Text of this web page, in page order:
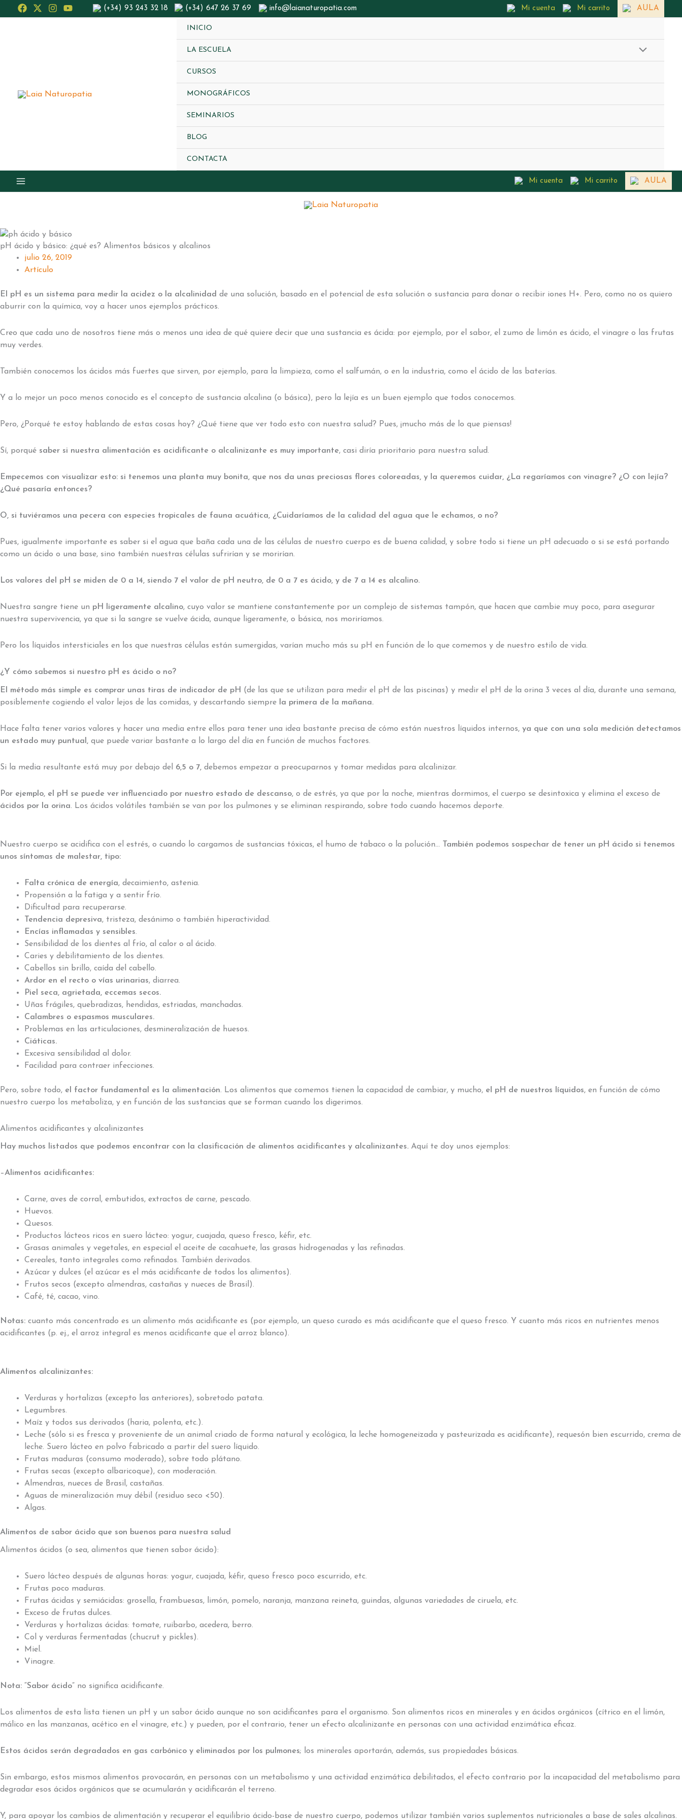
al
(+34) 93 243 32 18 (+34) 647 26 37 69 info@laianaturopatia.com Mi cuenta Mi carrito AULA
INICIO
LA ESCUELA
CURSOS
MONOGRÁFICOS
SEMINARIOS
BLOG
CONTACTA
Mi cuenta Mi carrito AULA
pH ácido y básico: ¿qué es? Alimentos básicos y alcalinos
julio 26, 2019
Artículo
El pH es un sistema para medir la acidez o la alcalinidad de una solución, basado en el potencial de esta solución o sustancia para donar o recibir iones H+. Pero, como no os quiero
aburrir con la química, voy a hacer unos ejemplos prácticos.
Creo que cada uno de nosotros tiene más o menos una idea de qué quiere decir que una sustancia es ácida: por ejemplo, por el sabor, el zumo de limón es ácido, el vinagre o las frutas
muy verdes.
También conocemos los ácidos más fuertes que sirven, por ejemplo, para la limpieza, como el salfumán, o en la industria, como el ácido de las baterías.
Y a lo mejor un poco menos conocido es el concepto de sustancia alcalina (o básica), pero la lejía es un buen ejemplo que todos conocemos.
Pero, ¿Porqué te estoy hablando de estas cosas hoy? ¿Qué tiene que ver todo esto con nuestra salud? Pues, ¡mucho más de lo que piensas!
Sí, porqué saber si nuestra alimentación es acidificante o alcalinizante es muy importante, casi diría prioritario para nuestra salud.
Empecemos con visualizar esto: si tenemos una planta muy bonita, que nos da unas preciosas flores coloreadas, y la queremos cuidar, ¿La regaríamos con vinagre? ¿O con lejía?
¿Qué pasaría entonces?
O, si tuviéramos una pecera con especies tropicales de fauna acuática, ¿Cuidaríamos de la calidad del agua que le echamos, o no?
Pues, igualmente importante es saber si el agua que baña cada una de las células de nuestro cuerpo es de buena calidad, y sobre todo si tiene un pH adecuado o si se está portando
como un ácido o una base, sino también nuestras células sufrirían y se morirían.
Los valores del pH se miden de 0 a 14, siendo 7 el valor de pH neutro, de 0 a 7 es ácido, y de 7 a 14 es alcalino.
Nuestra sangre tiene un pH ligeramente alcalino, cuyo valor se mantiene constantemente por un complejo de sistemas tampón, que hacen que cambie muy poco, para asegurar
nuestra supervivencia, ya que si la sangre se vuelve ácida, aunque ligeramente, o básica, nos moriríamos.
Pero los líquidos intersticiales en los que nuestras células están sumergidas, varían mucho más su pH en función de lo que comemos y de nuestro estilo de vida.
¿Y cómo sabemos si nuestro pH es ácido o no?
El método más simple es comprar unas tiras de indicador de pH (de las que se utilizan para medir el pH de las piscinas) y medir el pH de la orina 3 veces al día, durante una semana,
posiblemente cogiendo el valor lejos de las comidas, y descartando siempre
la primera de la mañana.
Hace falta tener varios valores y hacer una media entre ellos para tener una idea bastante precisa de cómo están nuestros líquidos internos, ya que con una sola medición detectamos
un estado muy puntual, que puede variar bastante a lo largo del día en función de muchos factores.
Si la media resultante está muy por debajo del 6,5 o 7, debemos empezar a preocuparnos y tomar medidas para alcalinizar.
Por ejemplo, el pH se puede ver influenciado por nuestro estado de descanso, o de estrés, ya que por la noche, mientras dormimos, el cuerpo se desintoxica y elimina el exceso de
ácidos por la orina. Los ácidos volátiles también se van por los pulmones y se eliminan respirando, sobre todo cuando hacemos deporte.
Nuestro cuerpo se acidifica con el estrés, o cuando lo cargamos de sustancias tóxicas, el humo de tabaco o la polución… También podemos sospechar de tener un pH ácido si tenemos
unos síntomas de malestar, tipo:
Falta crónica de energía, decaimiento, astenia.
Propensión a la fatiga y a sentir frío.
Dificultad para recuperarse.
Tendencia depresiva, tristeza, desánimo o también hiperactividad.
Encías inflamadas y sensibles.
Sensibilidad de los dientes al frío, al calor o al ácido.
Caries y debilitamiento de los dientes.
Cabellos sin brillo, caída del cabello.
Ardor en el recto o vías urinarias, diarrea.
Piel seca, agrietada, eccemas secos.
Uñas frágiles, quebradizas, hendidas, estriadas, manchadas.
Calambres o espasmos musculares.
Problemas en las articulaciones, desmineralización de huesos.
Ciáticas.
Excesiva sensibilidad al dolor.
Facilidad para contraer infecciones.
Pero, sobre todo, el factor fundamental es la alimentación. Los alimentos que comemos tienen la capacidad de cambiar, y mucho, el pH de nuestros líquidos, en función de cómo
nuestro cuerpo los metaboliza, y en función de las sustancias que se forman cuando los digerimos.
Alimentos acidificantes y alcalinizantes
Hay muchos listados que podemos encontrar con la clasificación de alimentos acidificantes y alcalinizantes. Aquí te doy unos ejemplos:
–Alimentos acidificantes:
Carne, aves de corral, embutidos, extractos de carne, pescado.
Huevos.
Quesos.
Productos lácteos ricos en suero lácteo: yogur, cuajada, queso fresco, kéfir, etc.
Grasas animales y vegetales, en especial el aceite de cacahuete, las grasas hidrogenadas y las refinadas.
Cereales, tanto integrales como refinados. También derivados.
Azúcar y dulces (el azúcar es el más acidificante de todos los alimentos).
Frutos secos (excepto almendras, castañas y nueces de Brasil).
Café, té, cacao, vino.
Notas: cuanto más concentrado es un alimento más acidificante es (por ejemplo, un queso curado es más acidificante que el queso fresco. Y cuanto más ricos en nutrientes menos
acidificantes (p. ej., el arroz integral es menos acidificante que el arroz blanco).
Alimentos alcalinizantes:
Verduras y hortalizas (excepto las anteriores), sobretodo patata.
Legumbres.
Maíz y todos sus derivados (haria, polenta, etc.).
Leche (sólo si es fresca y proveniente de un animal criado de forma natural y ecológica, la leche homogeneizada y pasteurizada es acidificante), requesón bien escurrido, crema de
leche. Suero lácteo en polvo fabricado a partir del suero líquido.
Frutas maduras (consumo moderado), sobre todo plátano.
Frutas secas (excepto albaricoque), con moderación.
Almendras, nueces de Brasil, castañas.
Aguas de mineralización muy débil (residuo seco <50).
Algas.
Alimentos de sabor ácido que son buenos para nuestra salud
Alimentos ácidos (o sea, alimentos que tienen sabor ácido):
Suero lácteo después de algunas horas: yogur, cuajada, kéfir, queso fresco poco escurrido, etc.
Frutas poco maduras.
Frutas ácidas y semiácidas: grosella, frambuesas, limón, pomelo, naranja, manzana reineta, guindas, algunas variedades de ciruela, etc.
Exceso de frutas dulces.
Verduras y hortalizas ácidas: tomate, ruibarbo, acedera, berro.
Col y verduras fermentadas (chucrut y pickles).
Miel.
Vinagre.
Nota: “Sabor ácido” no significa acidificante.
Los alimentos de esta lista tienen un pH y un sabor ácido aunque no son acidificantes para el organismo. Son alimentos ricos en minerales y en ácidos orgánicos (cítrico en el limón,
málico en las manzanas, acético en el vinagre, etc.) y pueden, por el contrario, tener un efecto alcalinizante en personas con una actividad enzimática eficaz.
Estos ácidos serán degradados en gas carbónico y eliminados por los pulmones; los minerales aportarán, además, sus propiedades básicas.
Sin embargo, estos mismos alimentos provocarán, en personas con un metabolismo y una actividad enzimática debilitados, el efecto contrario por la incapacidad del metabolismo para
degradar esos ácidos orgánicos que se acumularán y acidificarán el terreno.
Y, para apoyar los cambios de alimentación y recuperar el equilibrio ácido-base de nuestro cuerpo, podemos utilizar también varios suplementos nutricionales a base de sales alcalinas.